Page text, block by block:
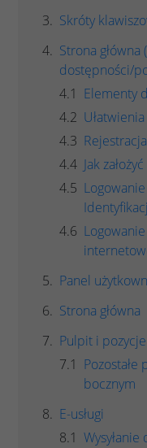
Skróty
Strona
dostępności/
Elementy
Jak
Panel
Strona główna
Pulpit i
bocznym
E-usługi